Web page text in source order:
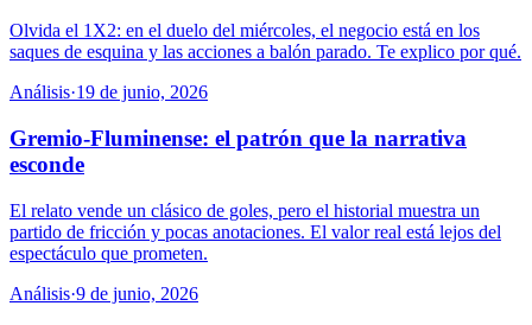
Olvida el 1X2: en el duelo del miércoles, el negocio está en los
saques de esquina y las acciones a balón parado. Te explico por qué.
Análisis·19 de junio, 2026
Gremio-Fluminense: el patrón que la narrativa
esconde
El relato vende un clásico de goles, pero el historial muestra un
partido de fricción y pocas anotaciones. El valor real está lejos del
espectáculo que prometen.
Análisis·9 de junio, 2026